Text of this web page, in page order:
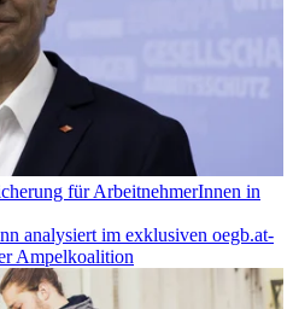
für ArbeitnehmerInnen in
analysiert im exklusiven oegb.at-
Ampelkoalition